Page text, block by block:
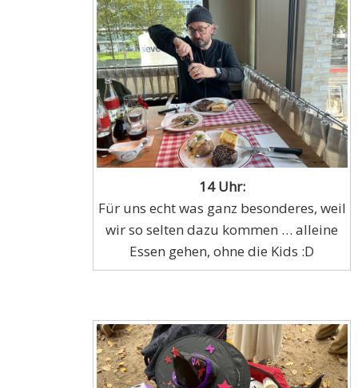
14 Uhr:
Für uns echt was ganz besonderes, weil
wir so selten dazu kommen … alleine
Essen gehen, ohne die Kids :D